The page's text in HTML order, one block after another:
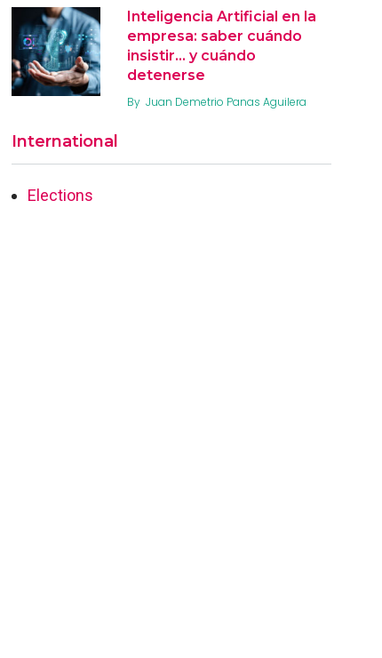
Inteligencia Artificial en la
empresa: saber cuándo
insistir… y cuándo
detenerse
By Juan Demetrio Panas Aguilera
International
Elections